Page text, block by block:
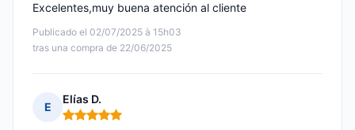
Publicado el 02/07/2025 à 15h03
tras una compra de 22/06/2025
Excelentes,muy buena atención al cliente
E
Elías D.
Nota: 5 de 5